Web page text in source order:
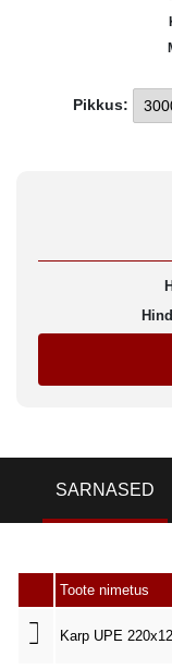
Pikkus:
SARNASED
Toote nimetus
Karp UPE